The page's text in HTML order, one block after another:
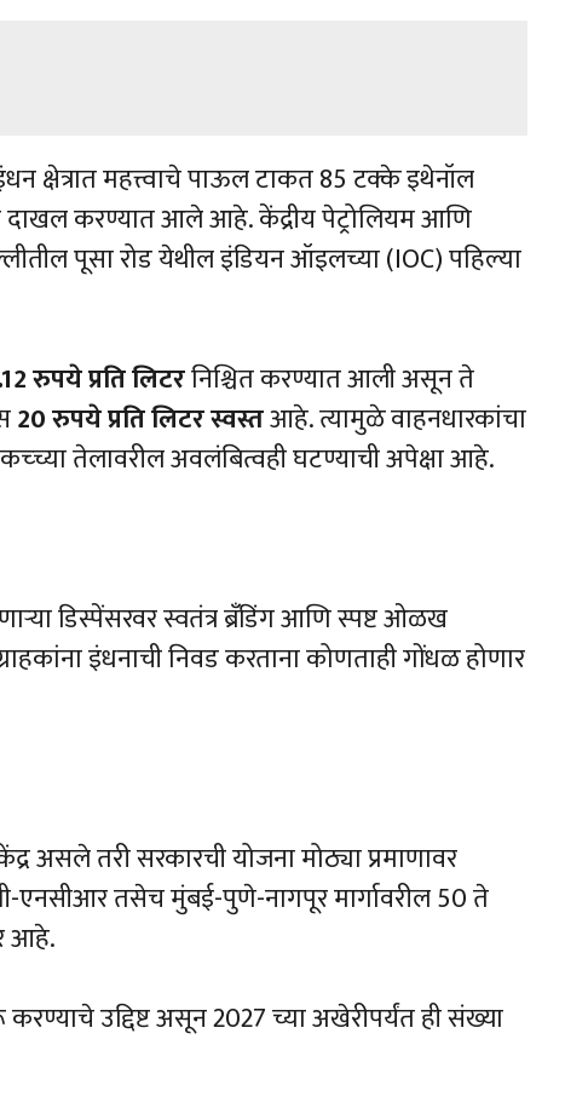
क्षेत्रात महत्त्वाचे पाऊल टाकत 85 टक्के इथेनॉल
करण्यात आले आहे. केंद्रीय पेट्रोलियम आणि
पूसा रोड येथील इंडियन ऑइलच्या (IOC) पहिल्या
रुपये प्रति लिटरनिश्चित करण्यात आली असून ते
20 रुपये प्रति लिटर स्वस्तआहे. त्यामुळे वाहनधारकांचा
तेलावरील अवलंबित्वही घटण्याची अपेक्षा आहे.
डिस्पेंसरवर स्वतंत्र ब्रँडिंग आणि स्पष्ट ओळख
इंधनाची निवड करताना कोणताही गोंधळ होणार
असले तरी सरकारची योजना मोठ्या प्रमाणावर
एनसीआर तसेच मुंबई-पुणे-नागपूर मार्गावरील 50 ते
आहे.
उद्दिष्ट असून 2027 च्या अखेरीपर्यंत ही संख्या